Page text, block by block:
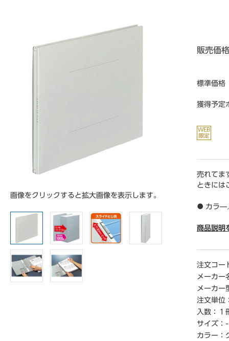
画像をクリックすると拡大画像を表示します。
販売価格
標準価格
獲得予定
売れてま
ときには
● カラ―
● 寸法／
● 収容枚
● 表紙材
● 穴数
商品説明
注文コー
メーカー
メーカー
注文単位
入数：
１
サイズ： -
カラー：